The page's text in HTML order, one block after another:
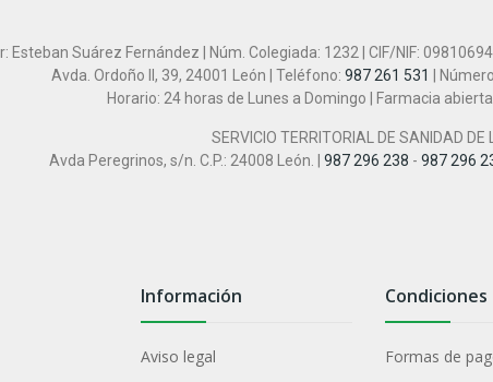
Esteban Suárez Fernández | Núm. Colegiada: 1232 | CIF/NIF:
Avda. Ordoño II, 39, 24001 León | Teléfono: 987 261 531
|
Horario: 24 horas de Lunes a Domingo | Farmacia
SERVICIO TERRITORIAL DE SANIDAD DE
Avda Peregrinos, s/n. C.P.: 24008 León. | 987 296 238 - 987 296
Información
Aviso legal
Condiciones
Formas de